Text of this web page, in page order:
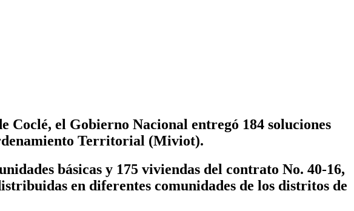
Coclé, el Gobierno Nacional entregó 184 soluciones
Territorial (Miviot).
básicas y 175 viviendas del contrato No. 40-16,
en diferentes comunidades de los distritos de